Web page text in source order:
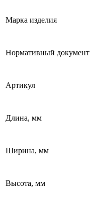
Марка изделия
Нормативный документ
Артикул
Длина, мм
Ширина, мм
Высота, мм